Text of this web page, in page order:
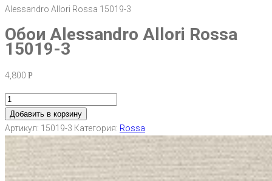
Alessandro Allori Rossa 15019-3
Обои Alessandro Allori Rossa
15019-3
4,800 Р
Добавить в корзину
Артикул: 15019-3 Категория: Rossa